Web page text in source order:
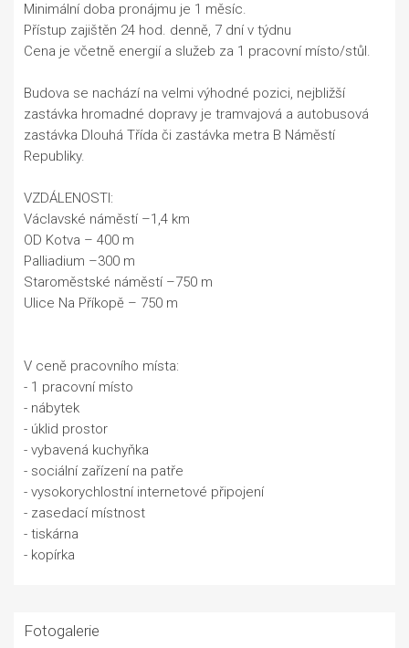
Minimální doba pronájmu je 1 měsíc.
Přístup zajištěn 24 hod. denně, 7 dní v týdnu
Cena je včetně energií a služeb za 1 pracovní místo/stůl.
Budova se nachází na velmi výhodné pozici, nejbližší
zastávka hromadné dopravy je tramvajová a autobusová
zastávka Dlouhá Třída či zastávka metra B Náměstí
Republiky.
VZDÁLENOSTI:
Václavské náměstí –1,4 km
OD Kotva – 400 m
Palliadium –300 m
Staroměstské náměstí –750 m
Ulice Na Příkopě – 750 m
V ceně pracovního místa:
- 1 pracovní místo
- nábytek
- úklid prostor
- vybavená kuchyňka
- sociální zařízení na patře
- vysokorychlostní internetové připojení
- zasedací místnost
- tiskárna
- kopírka
Fotogalerie